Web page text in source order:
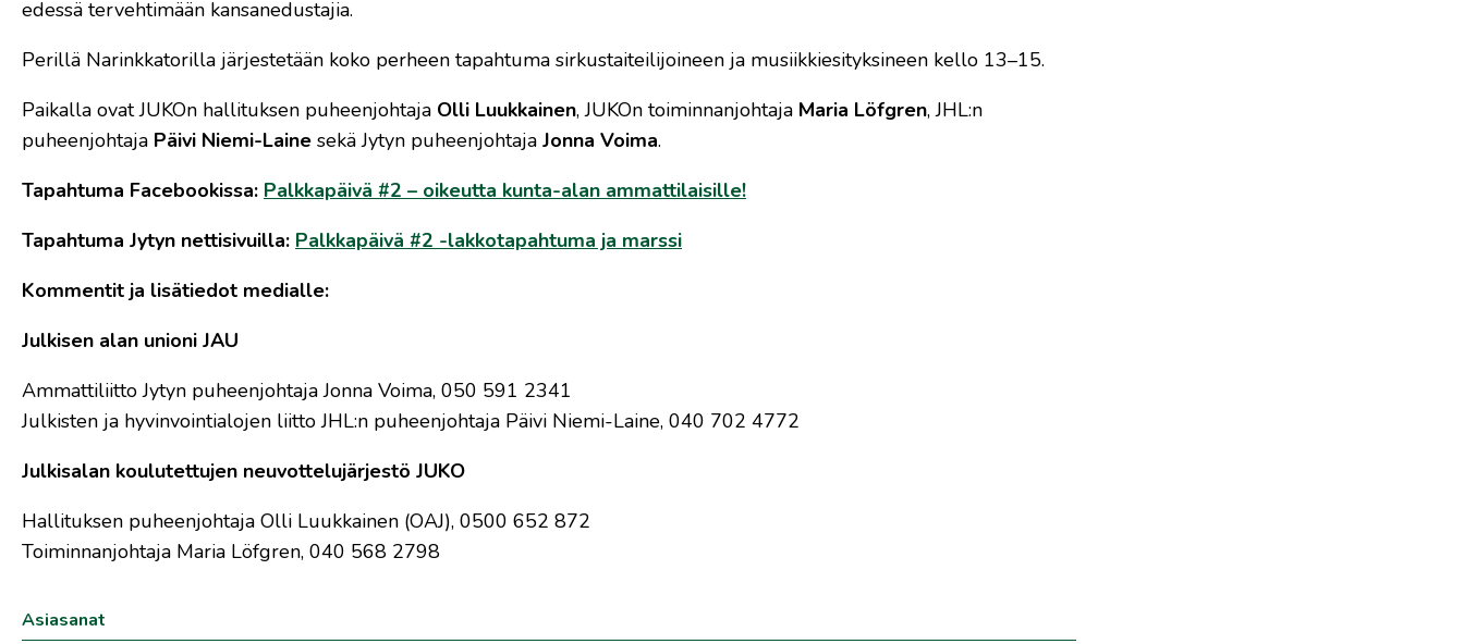
edessä tervehtimään kansanedustajia.
Perillä Narinkkatorilla järjestetään koko perheen tapahtuma sirkustaiteilijoineen ja musiikkiesityksineen kello 13–15.
Paikalla ovat JUKOn hallituksen puheenjohtaja Olli Luukkainen, JUKOn toiminnanjohtaja Maria Löfgren, JHL:n
puheenjohtaja Päivi Niemi-Laine sekä Jytyn puheenjohtaja Jonna Voima.
Tapahtuma Facebookissa: Palkkapäivä #2 – oikeutta kunta-alan ammattilaisille!
Tapahtuma Jytyn nettisivuilla: Palkkapäivä #2 -lakkotapahtuma ja marssi
Kommentit ja lisätiedot medialle:
Julkisen alan unioni JAU
Ammattiliitto Jytyn puheenjohtaja Jonna Voima, 050 591 2341
Julkisten ja hyvinvointialojen liitto JHL:n puheenjohtaja Päivi Niemi-Laine, 040 702 4772
Julkisalan koulutettujen neuvottelujärjestö JUKO
Hallituksen puheenjohtaja Olli Luukkainen (OAJ), 0500 652 872
Toiminnanjohtaja Maria Löfgren, 040 568 2798
Asiasanat